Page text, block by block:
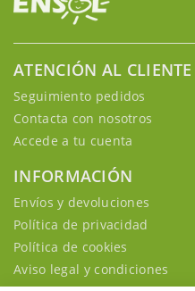
ATENCIÓN AL CLIENTE
Seguimiento pedidos
Contacta con nosotros
Accede a tu cuenta
INFORMACIÓN
Envíos y devoluciones
Política de privacidad
Política de cookies
Aviso legal y condiciones